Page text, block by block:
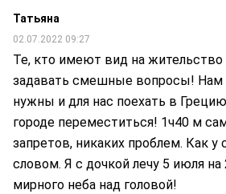
Татьяна
02.07.2022 09:27
Те, кто имеют вид на жительство
задавать смешные вопросы!
нужны и для нас поехать в
городе переместиться! 1ч40 м
запретов, никаких проблем. Как
словом. Я с дочкой лечу 5 июля
мирного неба над головой!